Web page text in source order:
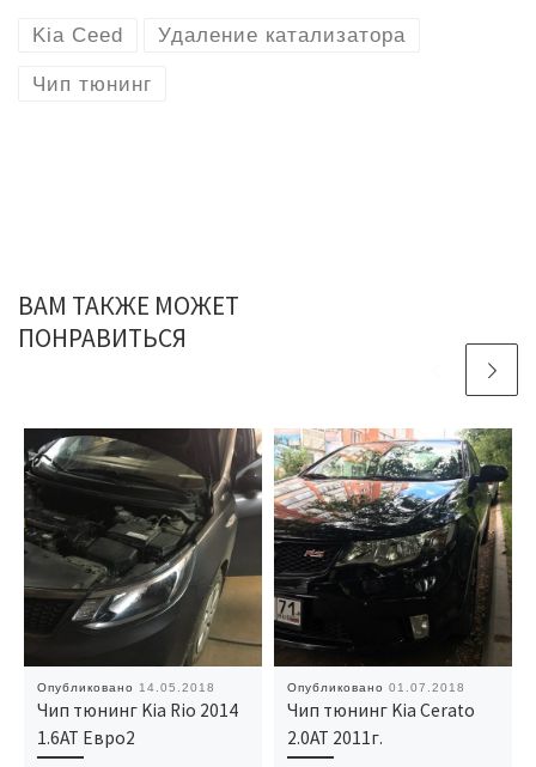
Kia Ceed Удаление катализатора
Чип тюнинг
ВАМ ТАКЖЕ МОЖЕТ
ПОНРАВИТЬСЯ
Опубликовано 14.05.2018
Чип тюнинг Kia Rio 2014
1.6AT Евро2
Опубликовано01.07.2018
Чип тюнинг Kia Cerato
2.0AT 2011г.